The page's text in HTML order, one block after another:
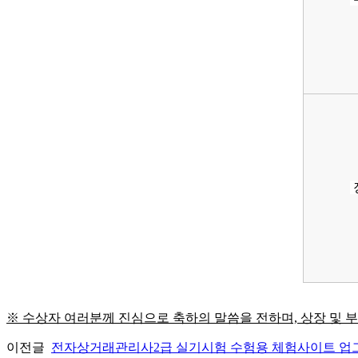
※ 수상자 여러분께 진심으로 축하의 말씀을 전하며, 상장 및
이전글 전자상거래관리사2급 실기시험 수험용 체험사이트 업